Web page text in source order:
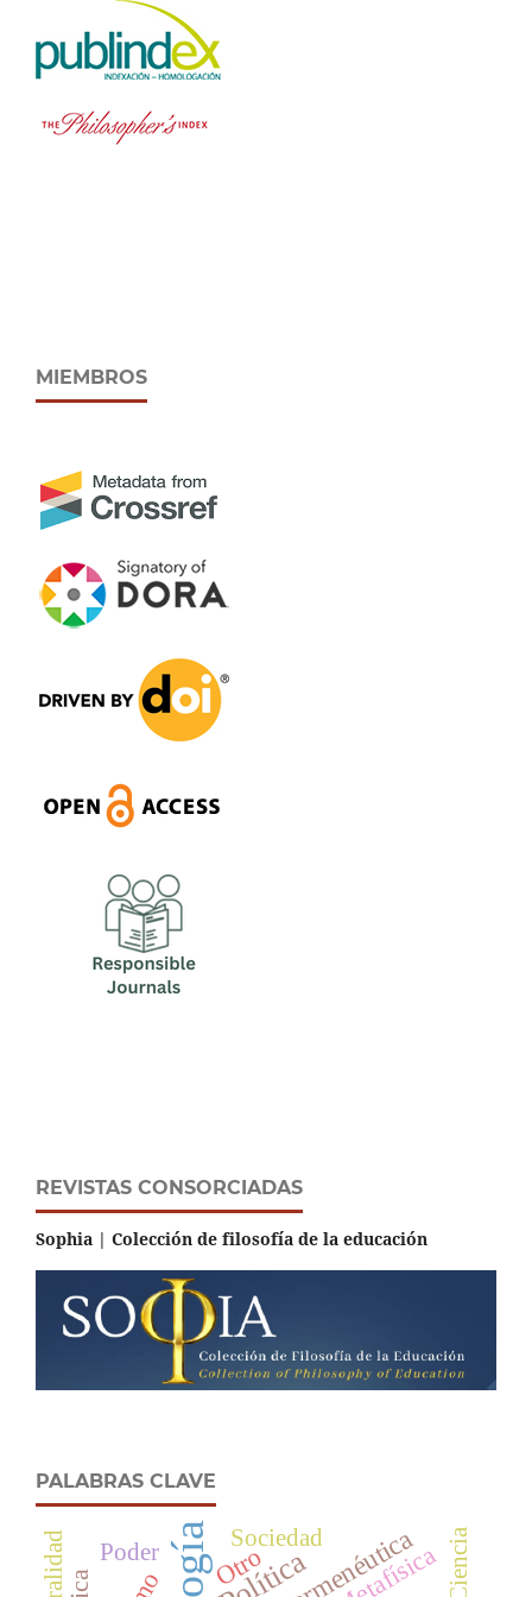
MIEMBROS
REVISTAS CONSORCIADAS
Sophia | Colección de filosofía de la educación
PALABRAS CLAVE
Hermenéutica
Metafísica
Otro
Sociedad
Poder Ciencia